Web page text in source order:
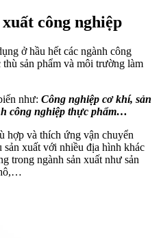
công nghiệp
ở hầu hết các ngành công
sản phẩm và môi trường làm
như: Công nghiệp cơ khí, sản
công nghiệp thực phẩm…
hợp và thích ứng vận chuyển
xuất với nhiều địa hình khác
trong ngành sản xuất như sản